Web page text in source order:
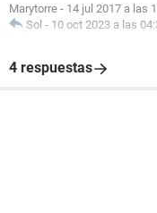
Marytorre - 14 jul 2017 a las
Sol - 10 oct 2023 a las
4 respuestas